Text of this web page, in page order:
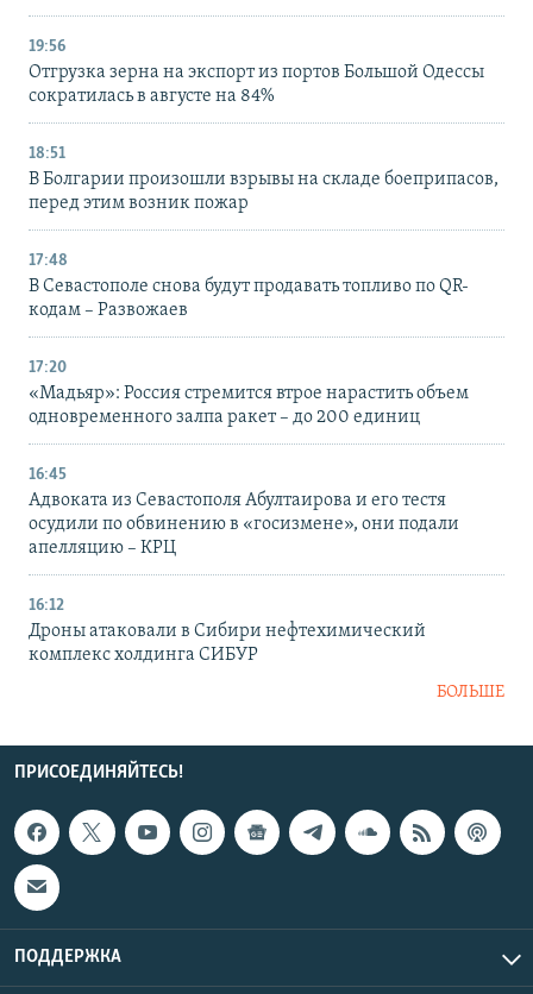
19:56
Отгрузка зерна на экспорт из портов Большой Одессы
сократилась в августе на 84%
18:51
В Болгарии произошли взрывы на складе боеприпасов,
перед этим возник пожар
17:48
В Севастополе снова будут продавать топливо по QR-
кодам – Развожаев
17:20
«Мадьяр»: Россия стремится втрое нарастить объем
одновременного залпа ракет – до 200 единиц
16:45
Адвоката из Севастополя Абултаирова и его тестя
осудили по обвинению в «госизмене», они подали
апелляцию – КРЦ
16:12
Дроны атаковали в Сибири нефтехимический
комплекс холдинга СИБУР
БОЛЬШЕ
ПРИСОЕДИНЯЙТЕСЬ!
ПОДДЕРЖКА